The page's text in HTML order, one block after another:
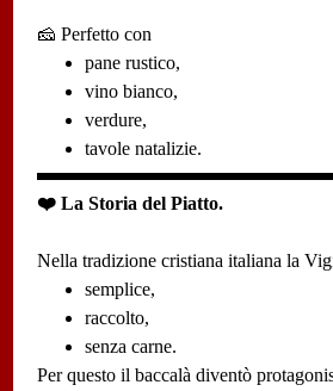
🧀 Perfetto con
pane rustico,
vino bianco,
verdure,
tavole natalizie.
❤️ La Storia del Piatto.
Nella tradizione cristiana italiana la
semplice,
raccolto,
senza carne.
Per questo il baccalà diventò